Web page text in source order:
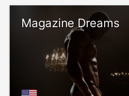
Magazine Dreams